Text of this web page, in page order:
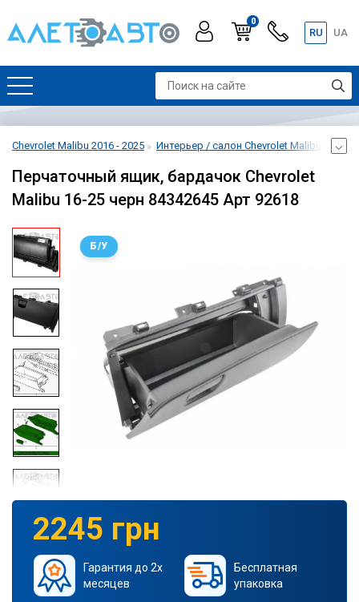
0
RU UA
Chevrolet Malibu 2016 - 2025 Интерьер / салон Chevrolet Malibu 2016 -
Перчаточный ящик, бардачок Chevrolet
Malibu 16-25 черн 84342645 Арт 92618
Б/У
2245 грн
Гарантия до 2х
месяцев
Бесплатная
упаковка